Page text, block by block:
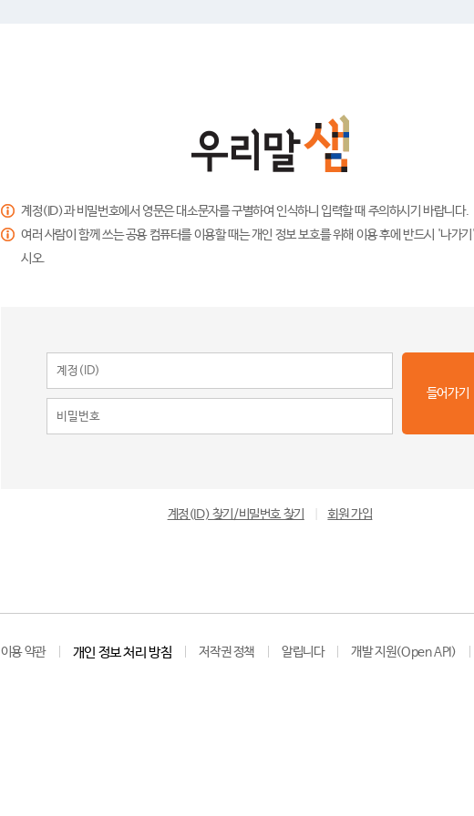
계정(ID)과 비밀번호에서 영문은 대소문자를 구별하여 인식하니 입력할 때 주의하시기 바랍니다.
여러 사람이 함께 쓰는 공용 컴퓨터를 이용할 때는 개인 정보 보호를 위해 이용 후에 반드시 '나가
시오.
들어가기
계정(ID) 찾기/비밀번호 찾기 회원 가입
이용 약관 개인 정보 처리 방침 저작권 정책 알립니다 개발 지원(Open API)